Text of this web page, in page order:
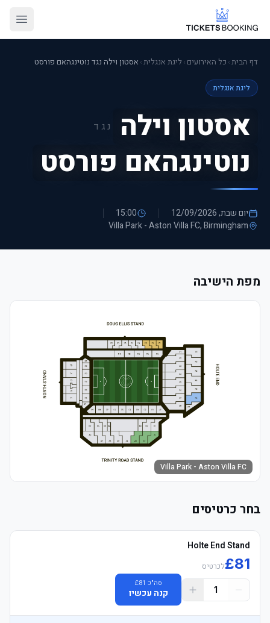
דף הבית› כל האירועים ›ליגת אנגלית› אסטון וילה נגד נוטינגהאם פורסט
ליגת אנגלית
אסטון וילה נגד
נוטינגהאם פורסט
יום שבת, 12/09/2026
15:00
Villa Park - Aston Villa FC, Birmingham
מפת הישיבה
Villa Park - Aston Villa FC
בחר כרטיסים
Holte End Stand
£81 לכרטיס
1
סה"כ £81
קנה עכשיו